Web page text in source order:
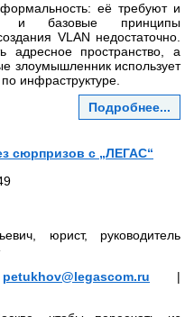
её требуют и
и базовые принципы
VLAN недостаточно.
адресное пространство, а
злоумышленник использует
инфраструктуре.
Подробнее...
сюрпризов с „ЛЕГАС“
юрист, руководитель
petukhov@legascom.ru |